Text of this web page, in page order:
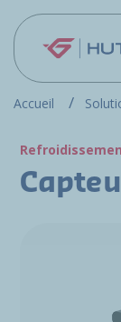
Aller au contenu
Accueil